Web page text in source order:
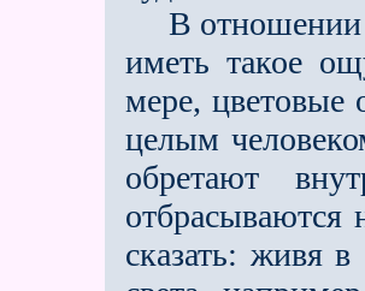
В отношении
иметь такое
мере, цветовые
целым
обретают
отбрасываются
сказать: живя